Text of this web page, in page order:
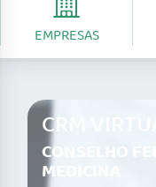
EMPRESAS
CRM
CONSELHO
MEDICINA